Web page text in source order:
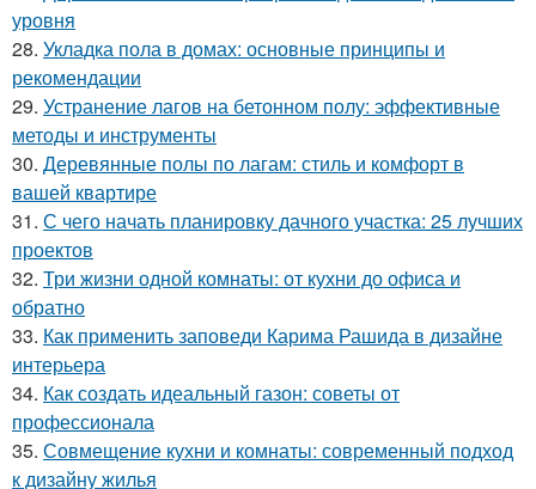
уровня
28. Укладка пола в домах: основные принципы и
рекомендации
29. Устранение лагов на бетонном полу: эффективные
методы и инструменты
30. Деревянные полы по лагам: стиль и комфорт в
вашей квартире
31. С чего начать планировку дачного участка: 25 лучших
проектов
32. Три жизни одной комнаты: от кухни до офиса и
обратно
33. Как применить заповеди Карима Рашида в дизайне
интерьера
34. Как создать идеальный газон: советы от
профессионала
35. Совмещение кухни и комнаты: современный подход
к дизайну жилья